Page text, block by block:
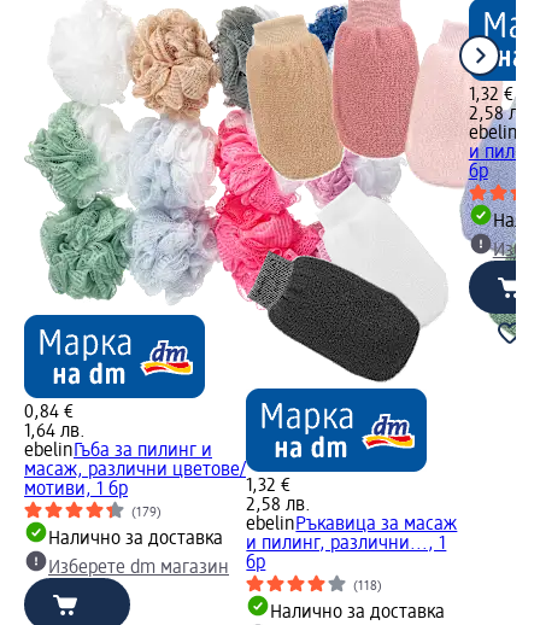
0,84 €
1,64 лв.
ebelinГъба за пилинг и
масаж, различни цветове/
мотиви, 1 бр
(179)
Налично за доставка
Изберете dm магазин
1,32 €
2,58 лв.
ebelinРъкавица за масаж
и пилинг, различни..., 1
бр
(118)
Налично за доставка
1,32 €
2,58 лв.
ebelin
и
бр